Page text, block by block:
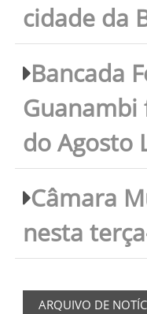
cidade da
Bancada
Guanambi
do Agosto
Câmara
nesta
ARQUIVO DE